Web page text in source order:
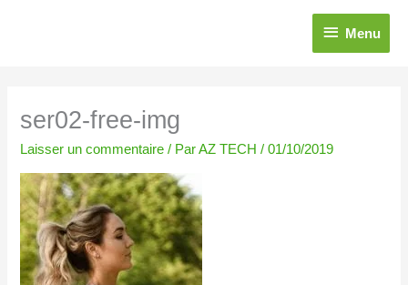
Menu
Menu
ser02-free-img
Laisser un commentaire / ParAZ TECH/01/10/2019